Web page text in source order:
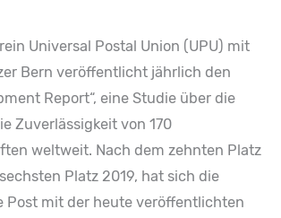
Universal Postal Union (UPU) mit
Bern veröffentlicht jährlich den
Report“, eine Studie über die
Zuverlässigkeit von 170
weltweit. Nach dem zehnten Platz
Platz 2019, hat sich die
Post mit der heute veröffentlichten